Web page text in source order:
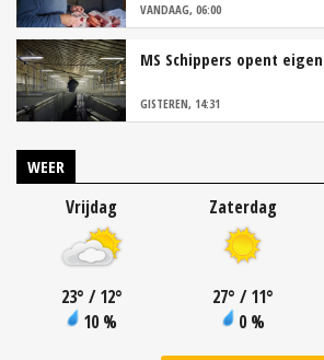
VANDAAG, 06:00
MS Schippers opent
GISTEREN, 14:31
WEER
Vrijdag
23° / 12°
10 %
Zaterdag
27° / 11°
0 %